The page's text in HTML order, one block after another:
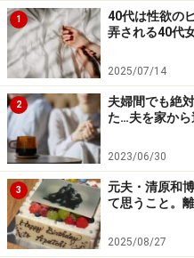
だ。彼女にかかる負担は増
「義父母の介護、子ども
会社のこと。社員の相談
休まる暇がありませんでし
自分ではいつでも精一杯
り返ると「もっとこうし
し。サツキさんは責任感
んでしまうタイプなのだろ
1
40代は性欲の
弄される40代
2025/07/14
2
夫婦間でも絶
た…夫を家か
2023/06/30
3
元夫・清原和
て思うこと。
2025/08/27